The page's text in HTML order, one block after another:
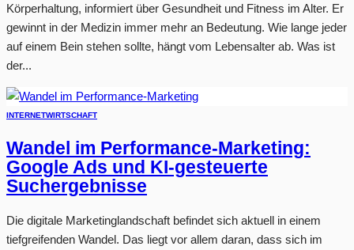
Körperhaltung, informiert über Gesundheit und Fitness im Alter. Er
gewinnt in der Medizin immer mehr an Bedeutung. Wie lange jeder
auf einem Bein stehen sollte, hängt vom Lebensalter ab. Was ist
der...
INTERNETWIRTSCHAFT
Wandel im Performance-Marketing:
Google Ads und KI-gesteuerte
Suchergebnisse
Die digitale Marketinglandschaft befindet sich aktuell in einem
tiefgreifenden Wandel. Das liegt vor allem daran, dass sich im